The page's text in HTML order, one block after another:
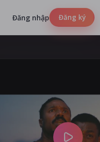
Đăng nhập Đăng ký